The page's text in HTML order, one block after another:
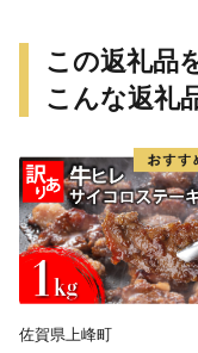
この返礼品
こんな返礼
佐賀県上峰町